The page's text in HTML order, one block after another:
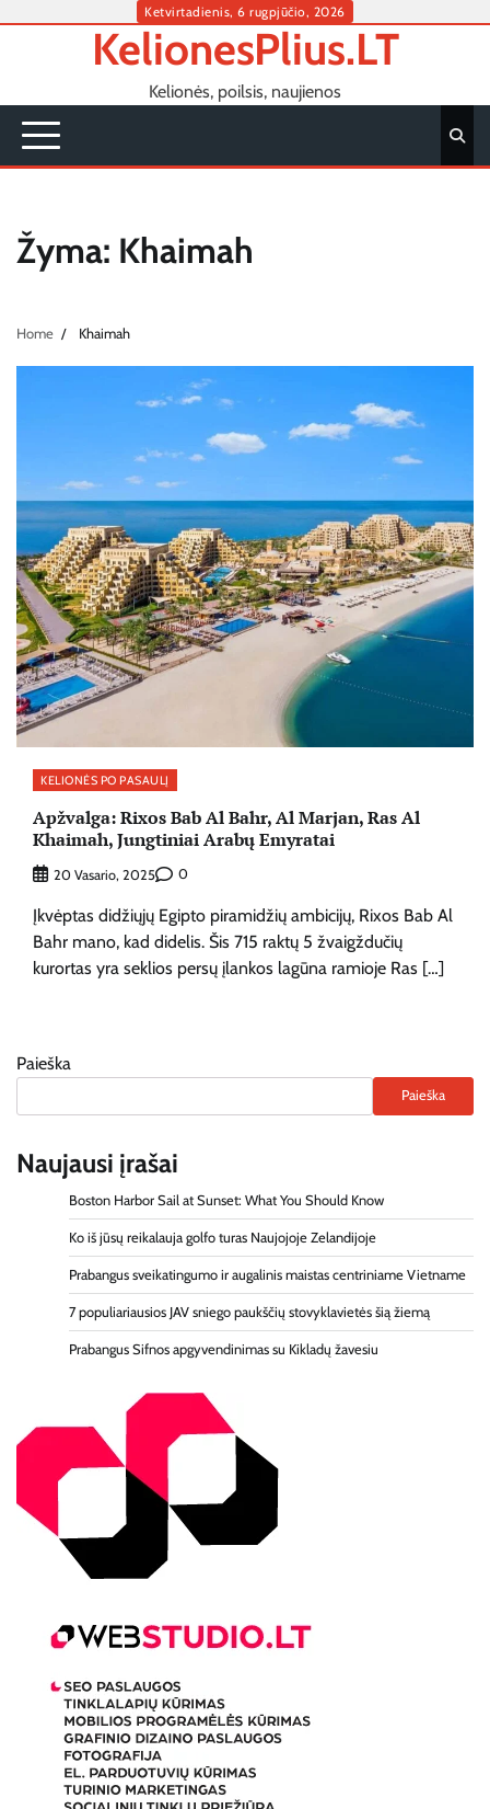
Ketvirtadienis, 6 rugpjūčio, 2026
KelionesPlius.LT
Kelionės, poilsis, naujienos
Žyma: Khaimah
Home Khaimah
KELIONĖS PO PASAULĮ
Apžvalga: Rixos Bab Al Bahr, Al Marjan, Ras Al
Khaimah, Jungtiniai Arabų Emyratai
20 Vasario, 2025 0
Įkvėptas didžiųjų Egipto piramidžių ambicijų, Rixos Bab Al
Bahr mano, kad didelis. Šis 715 raktų 5 žvaigždučių
kurortas yra seklios persų įlankos lagūna ramioje Ras […]
Paieška
Paieška
Naujausi įrašai
Boston Harbor Sail at Sunset: What You Should Know
Ko iš jūsų reikalauja golfo turas Naujojoje Zelandijoje
Prabangus sveikatingumo ir augalinis maistas centriniame Vietname
7 populiariausios JAV sniego paukščių stovyklavietės šią žiemą
Prabangus Sifnos apgyvendinimas su Kikladų žavesiu